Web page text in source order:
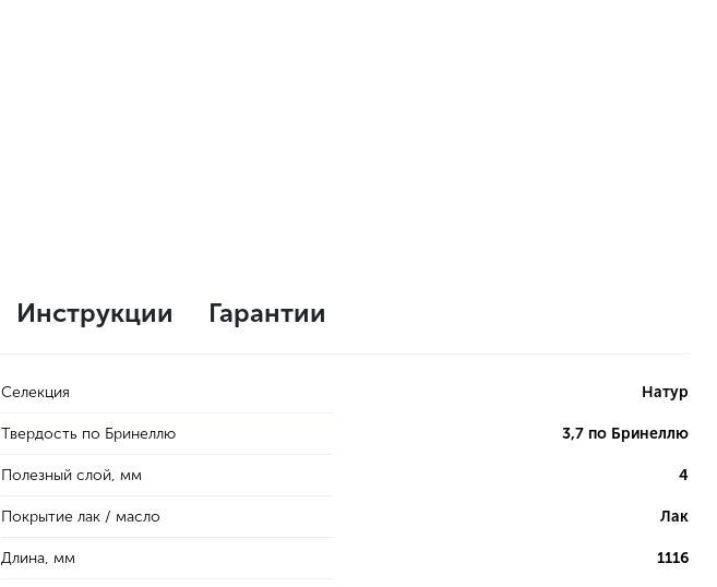
Инструкции Гарантии
Селекция Натур
Твердость по Бринеллю 3,7 по Бринеллю
Полезный слой, мм 4
Покрытие лак / масло Лак
Длина, мм 1116